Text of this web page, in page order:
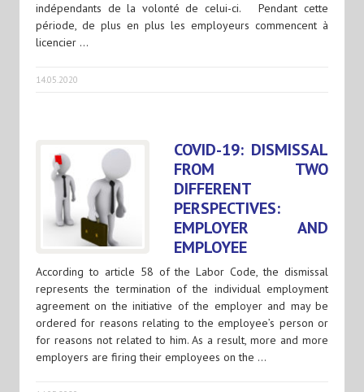
indépendants de la volonté de celui-ci. Pendant cette
période, de plus en plus les employeurs commencent à
licencier …
14.05.2020
COVID-19: DISMISSAL
FROM TWO
DIFFERENT
PERSPECTIVES:
EMPLOYER AND
EMPLOYEE
According to article 58 of the Labor Code, the dismissal
represents the termination of the individual employment
agreement on the initiative of the employer and may be
ordered for reasons relating to the employee’s person or
for reasons not related to him. As a result, more and more
employers are firing their employees on the …